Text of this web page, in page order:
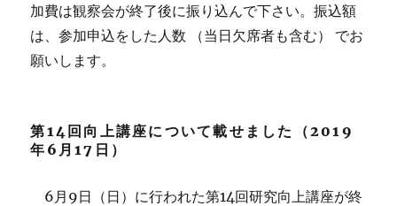
加費は観察会が終了後に振り込んで下さい。振込額
は、参加申込をした人数 （当日欠席者も含む） でお
願いします。
第14回向上講座について載せました（2019
年6月17日）
6月9日（日）に行われた第14回研究向上講座が終